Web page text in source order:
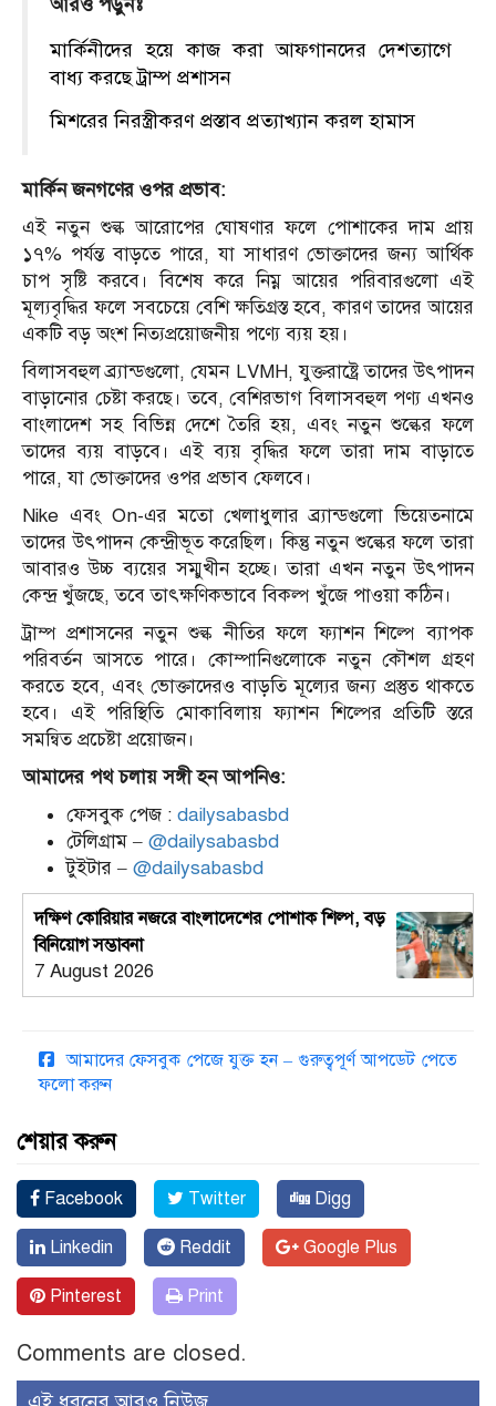
মার্কিনীদের হয়ে কাজ করা আফগানদের দেশত্যাগে
বাধ্য করছে ট্রাম্প প্রশাসন
মিশরের নিরস্ত্রীকরণ প্রস্তাব প্রত্যাখ্যান করল হামাস
মার্কিন জনগণের ওপর প্রভাব:
এই নতুন শুল্ক আরোপের ঘোষণার ফলে পোশাকের দাম প্রায়
১৭% পর্যন্ত বাড়তে পারে, যা সাধারণ ভোক্তাদের জন্য আর্থিক
চাপ সৃষ্টি করবে।
বিশেষ করে নিম্ন আয়ের পরিবারগুলো এই
মূল্যবৃদ্ধির ফলে সবচেয়ে বেশি ক্ষতিগ্রস্ত হবে, কারণ তাদের আয়ের
একটি বড় অংশ নিত্যপ্রয়োজনীয় পণ্যে ব্যয় হয়।
বিলাসবহুল ব্র্যান্ডগুলো, যেমন LVMH, যুক্তরাষ্ট্রে তাদের উৎপাদন
বাড়ানোর চেষ্টা করছে। তবে, বেশিরভাগ বিলাসবহুল পণ্য এখনও
বাংলাদেশ সহ বিভিন্ন দেশে তৈরি হয়, এবং নতুন শুল্কের ফলে
তাদের ব্যয় বাড়বে। এই ব্যয় বৃদ্ধির ফলে তারা দাম বাড়াতে
পারে, যা ভোক্তাদের ওপর প্রভাব ফেলবে।
Nike এবং On-এর মতো খেলাধুলার ব্র্যান্ডগুলো ভিয়েতনামে
তাদের উৎপাদন কেন্দ্রীভূত করেছিল। কিন্তু নতুন শুল্কের ফলে তারা
আবারও উচ্চ ব্যয়ের সম্মুখীন হচ্ছে। তারা এখন নতুন উৎপাদন
কেন্দ্র খুঁজছে, তবে তাৎক্ষণিকভাবে বিকল্প খুঁজে পাওয়া কঠিন।
ট্রাম্প প্রশাসনের নতুন শুল্ক নীতির ফলে ফ্যাশন শিল্পে ব্যাপক
পরিবর্তন আসতে পারে।
কোম্পানিগুলোকে নতুন কৌশল গ্রহণ
করতে হবে, এবং ভোক্তাদেরও বাড়তি মূল্যের জন্য প্রস্তুত থাকতে
হবে।
এই পরিস্থিতি মোকাবিলায় ফ্যাশন শিল্পের প্রতিটি স্তরে
সমন্বিত প্রচেষ্টা প্রয়োজন।
আমাদের পথ চলায় সঙ্গী হন আপনিও:
ফেসবুক পেজ : dailysabasbd
টেলিগ্রাম – @dailysabasbd
টুইটার – @dailysabasbd
দক্ষিণ কোরিয়ার নজরে বাংলাদেশের পোশাক শিল্প, বড়
বিনিয়োগ সম্ভাবনা
7 August 2026
আমাদের ফেসবুক পেজে যুক্ত হন – গুরুত্বপূর্ণ আপডেট পেতে
ফলো করুন
শেয়ার করুন
Facebook Twitter Digg
Linkedin Reddit Google Plus
Pinterest Print
Comments are closed.